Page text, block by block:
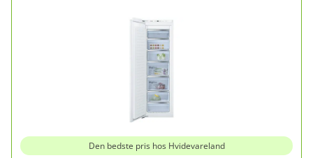
Den bedste pris hos Hvidevareland